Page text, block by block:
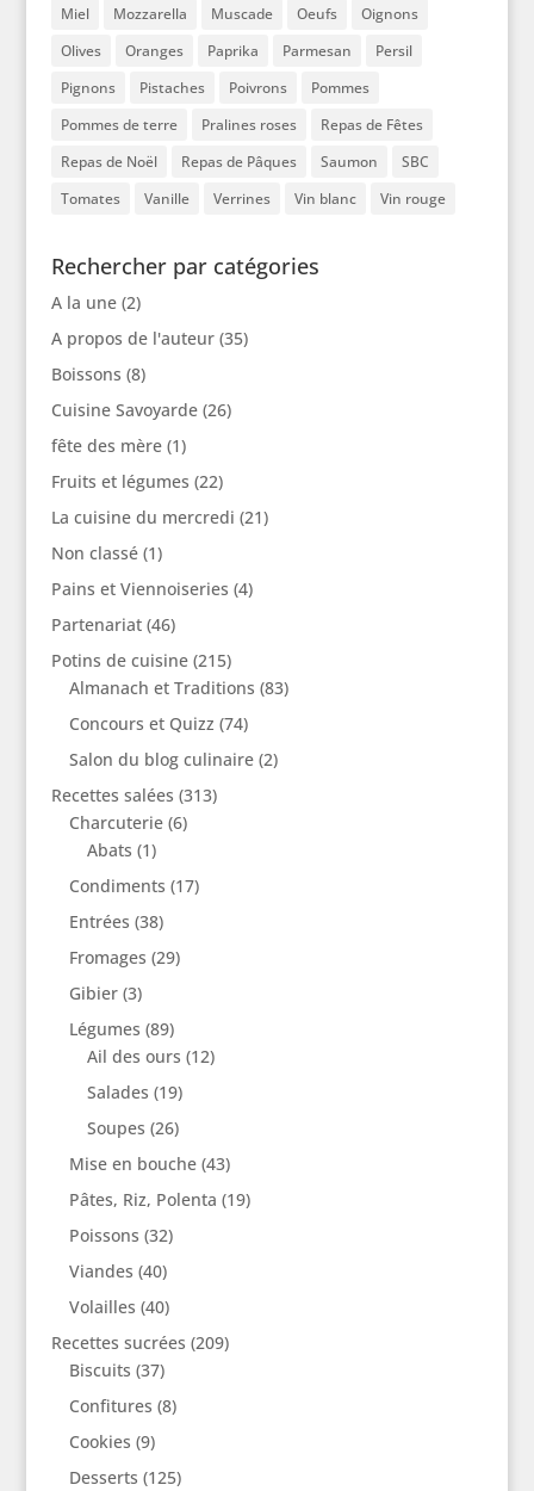
Miel Mozzarella Muscade Oeufs
Oignons
Olives
Oranges Paprika Parmesan
Persil
Pignons
Pistaches Poivrons
Pommes
Pommes de terre
Pralines roses
Repas de Fêtes
Repas de Noël
Repas de Pâques Saumon
SBC
Tomates
Vanille Verrines Vin blanc Vin rouge
Rechercher par catégories
A la une(2)
A propos de l'auteur(35)
Boissons (8)
Cuisine Savoyarde(26)
fête des mère(1)
Fruits et légumes (22)
La cuisine du mercredi (21)
Non classé(1)
Pains et Viennoiseries (4)
Partenariat(46)
Potins de cuisine(215)
Almanach et Traditions (83)
Concours et Quizz (74)
Salon du blog culinaire(2)
Recettes salées (313)
Charcuterie(6)
Abats (1)
Condiments (17)
Entrées (38)
Fromages (29)
Gibier(3)
Légumes (89)
Ail des ours (12)
Salades (19)
Soupes (26)
Mise en bouche(43)
Pâtes, Riz, Polenta (19)
Poissons (32)
Viandes (40)
Volailles (40)
Recettes sucrées (209)
Biscuits (37)
Confitures (8)
Cookies (9)
Desserts (125)